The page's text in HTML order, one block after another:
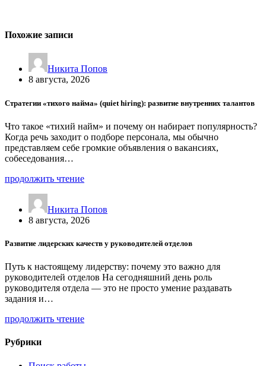
Похожие записи
Никита Попов
8 августа, 2026
Стратегии «тихого найма» (quiet hiring): развитие внутренних талантов
Что такое «тихий найм» и почему он набирает популярность?
Когда речь заходит о подборе персонала, мы обычно
представляем себе громкие объявления о вакансиях,
собеседования…
продолжить чтение
Никита Попов
8 августа, 2026
Развитие лидерских качеств у руководителей отделов
Путь к настоящему лидерству: почему это важно для
руководителей отделов На сегодняшний день роль
руководителя отдела — это не просто умение раздавать
задания и…
продолжить чтение
Рубрики